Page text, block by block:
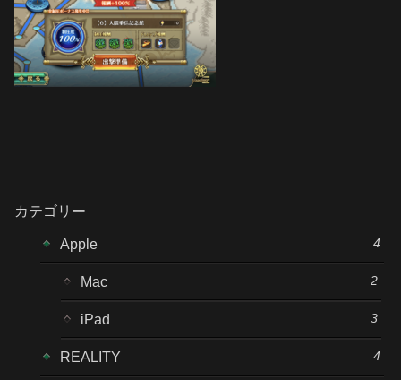
カテゴリー
Apple 4
Mac 2
iPad 3
REALITY 4